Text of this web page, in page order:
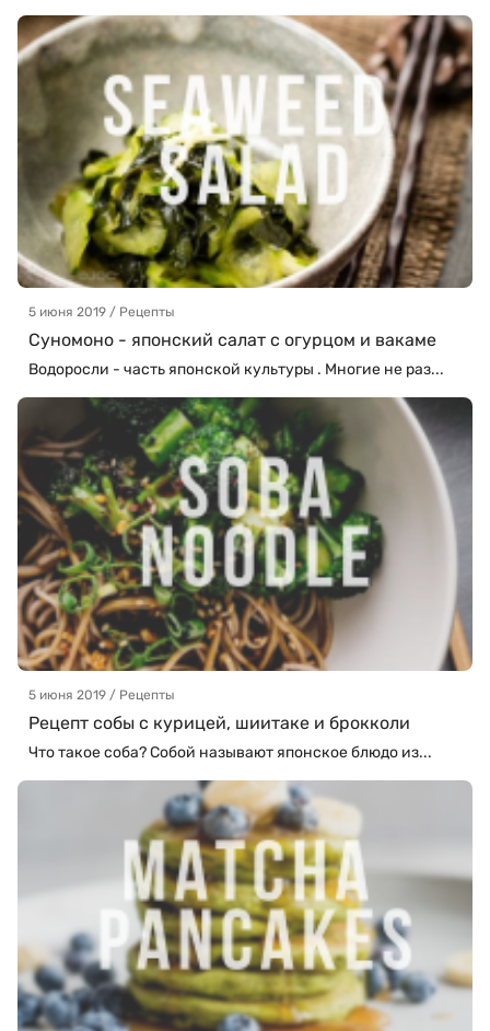
5 июня 2019 / Рецепты
Суномоно - японский салат с огурцом и вакаме
Водоросли - часть японской культуры . Многие не раз...
5 июня 2019 / Рецепты
Рецепт собы с курицей, шиитаке и брокколи
Что такое соба? Собой называют японское блюдо из...